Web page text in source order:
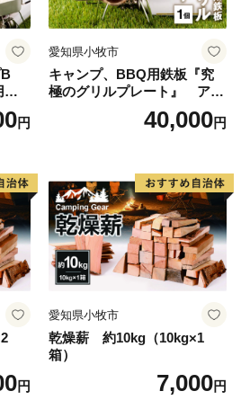
B
品
円
愛知県小牧市
キャンプ、BBQ用鉄板『究
極のグリルプレート』 アウ
トドア用品 レジャー キャン
プ バーベキュー BBQ 鉄板
40,000円
円
愛知県小牧市
乾燥薪 約10kg（10kg×1
箱）
7,000円